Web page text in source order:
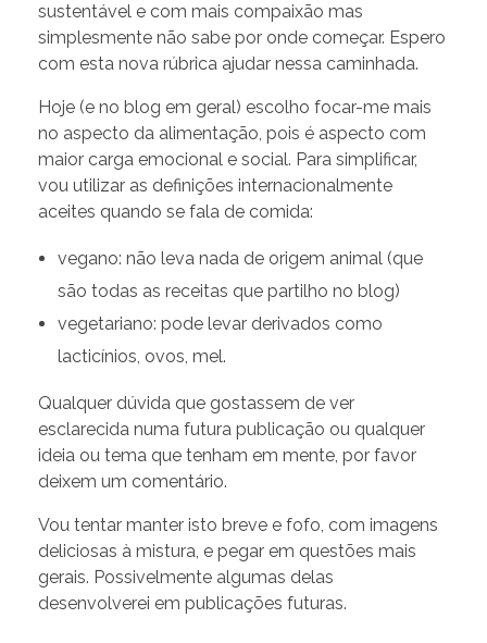
sustentável e com mais compaixão mas
simplesmente não sabe por onde começar. Espero
com esta nova rúbrica ajudar nessa caminhada.
Hoje (e no blog em geral) escolho focar-me mais
no aspecto da alimentação, pois é aspecto com
maior carga emocional e social. Para simplificar,
vou utilizar as definições internacionalmente
aceites quando se fala de comida:
vegano: não leva nada de origem animal (que
são todas as receitas que partilho no blog)
vegetariano: pode levar derivados como
lacticínios, ovos, mel.
Qualquer dúvida que gostassem de ver
esclarecida numa futura publicação ou qualquer
ideia ou tema que tenham em mente, por favor
deixem um comentário.
Vou tentar manter isto breve e fofo, com imagens
deliciosas à mistura, e pegar em questões mais
gerais. Possivelmente algumas delas
desenvolverei em publicações futuras.